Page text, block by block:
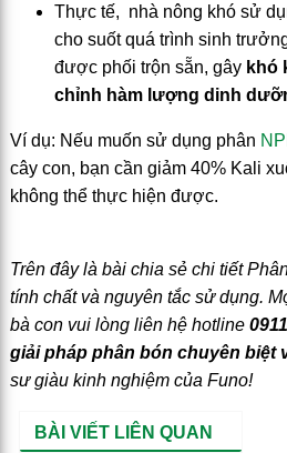
Thực tế, nhà nông khó sử
cho suốt quá trình sinh
được phối trộn sẵn, gây khó
chỉnh hàm lượng dinh
Ví dụ: Nếu muốn sử dụng phân
cây con, bạn cần giảm 40% Kali
không thể thực hiện được.
Trên đây là bài chia sẻ chi tiết
tính chất và nguyên tắc sử dụng.
bà con vui lòng liên hệ hotline
giải pháp phân bón chuyên biệt
sư giàu kinh nghiệm của Funo!
BÀI VIẾT LIÊN QUAN